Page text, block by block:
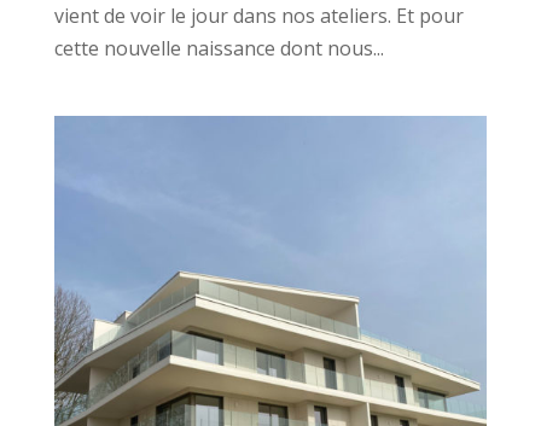
vient de voir le jour dans nos ateliers. Et pour
cette nouvelle naissance dont nous...